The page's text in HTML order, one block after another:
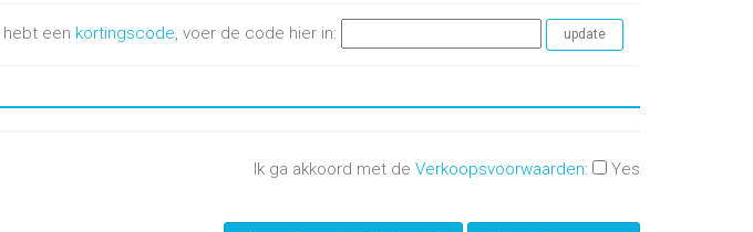
hebt een kortingscode, voer de code hier in:
Ik ga akkoord met de Verkoopsvoorwaarden: Yes